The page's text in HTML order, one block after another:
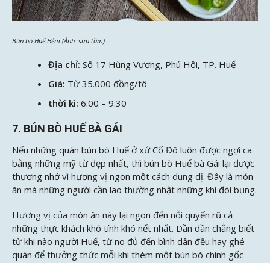
Bún bò Huế Hẻm (Ảnh: sưu tầm)
Địa chỉ: Số 17 Hùng Vương, Phú Hội, TP. Huế
Giá: Từ 35.000 đồng/tô
thời kì: 6:00 – 9:30
7. BÚN BÒ HUẾ BÀ GÁI
Nếu những quán bún bò Huế ở xứ Cố Đô luôn được ngợi ca
bằng những mỹ từ đẹp nhất, thì bún bò Huế bà Gái lại được
thương nhớ vì hương vị ngon một cách dung dị. Đây là món
ăn mà những người cần lao thường nhật những khi đói bụng.
Hương vị của món ăn này lại ngon đến nỗi quyến rũ cả
những thực khách khó tính khó nết nhất. Dần dần chẳng biết
từ khi nào người Huế, từ no đủ đến bình dân đều hay ghé
quán để thưởng thức mỗi khi thèm một bún bò chính gốc